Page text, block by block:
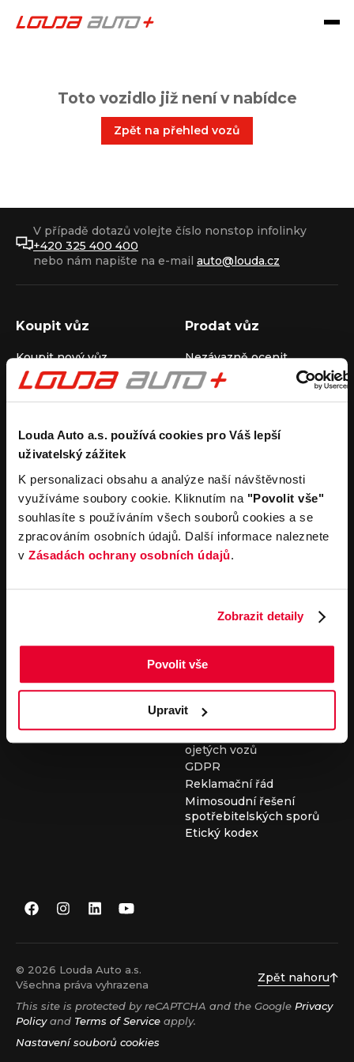
Louda Auto a.s. používá cookies pro Váš lepší
uživatelský zážitek
K personalizaci obsahu a analýze naší návštěvnosti
využíváme soubory cookie. Kliknutím na "Povolit vše"
souhlasíte s používáním všech souborů cookies a se
zpracováním osobních údajů. Další informace naleznete
v Zásadách ochrany osobních údajů.
Zobrazit detaily
Povolit vše
Upravit
Toto vozidlo již není v nabídce
Zpět na přehled vozů
V případě dotazů volejte číslo nonstop infolinky
+420 325 400 400
nebo nám napište na e-mail auto@louda.cz
Koupit vůz
Koupit nový vůz
Koupit ojetý vůz
Koupit užitkový vůz
Prodat vůz
Nezávazně ocenit
Průběh výkupu vozu
Pronájem
Carsharing
Autopůjčovna
Operativní leasing
Společnost
Louda Auto+ Poděbrady
Obytné vozy
Novinky
Kariéra
Servisní služby
Servis
Důležité odkazy
Cookies
Všeobecné obchodní
podmínky pro online
vozidel
Všeobecné obchodní
podmínky pro provádění
servisních prací
Všeobecné obchodní
podmínky při nákupu
ojetých vozů
GDPR
Reklamační řád
Mimosoudní řešení
spotřebitelských sporů
Etický kodex
© 2026 Louda Auto a.s.
Všechna práva vyhrazena
Zpět nahoru
This site is protected by reCAPTCHA and the Google Privacy
Policyand Terms of Service apply.
Nastavení souborů cookies